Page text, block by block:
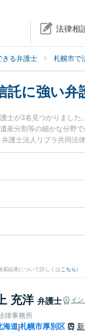
法律相
きる弁護士 札幌市で
託に強い弁
士が3名見つかりまし
産分割等の細かな分野
護士法人リブラ共同法
家族信託のトラブルを
区内の弁護士に相談予
索結果について詳しくは こちら)
充洋 弁護士 イ
律事務所
海道|札幌市厚別区